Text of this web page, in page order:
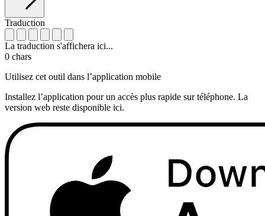
Traduction
La traduction s'affichera ici...
0 chars
Utilisez cet outil dans l’application mobile
Installez l’application pour un accès plus rapide sur téléphone. La
version web reste disponible ici.